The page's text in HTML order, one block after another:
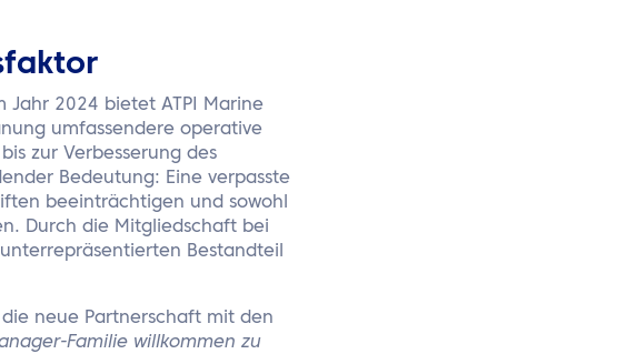
Jahr 2024 bietet ATPI Marine
umfassendere operative
zur Verbesserung des
Bedeutung: Eine verpasste
beeinträchtigen und sowohl
Durch die Mitgliedschaft bei
Bestandteil
neue Partnerschaft mit den
Familie willkommen zu